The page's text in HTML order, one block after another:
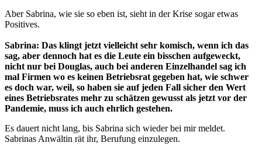
Aber Sabrina, wie sie so eben ist, sieht in der Krise sogar etwas
Positives.
Sabrina: Das klingt jetzt vielleicht sehr komisch, wenn ich das
sag, aber dennoch hat es die Leute ein bisschen aufgeweckt,
nicht nur bei Douglas, auch bei anderen Einzelhandel sag ich
mal Firmen wo es keinen Betriebsrat gegeben hat, wie schwer
es doch war, weil, so haben sie auf jeden Fall sicher den Wert
eines Betriebsrates mehr zu schätzen gewusst als jetzt vor der
Pandemie, muss ich auch ehrlich gestehen.
Es dauert nicht lang, bis Sabrina sich wieder bei mir meldet.
Sabrinas Anwältin rät ihr, Berufung einzulegen.